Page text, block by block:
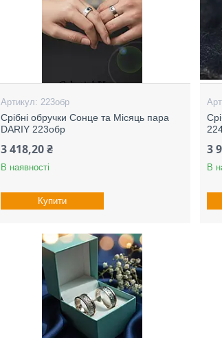
223обр
Срібні обручки Сонце та Місяць пара
DARIY 223обр
3 418,20 ₴
В наявності
Купити
3
В